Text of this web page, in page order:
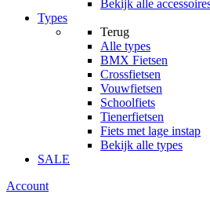
Bekijk alle
Types
Terug
Alle types
BMX Fietsen
Crossfietsen
Vouwfietsen
Schoolfiets
Tienerfietsen
Fiets met lage instap
Bekijk alle types
SALE
Account